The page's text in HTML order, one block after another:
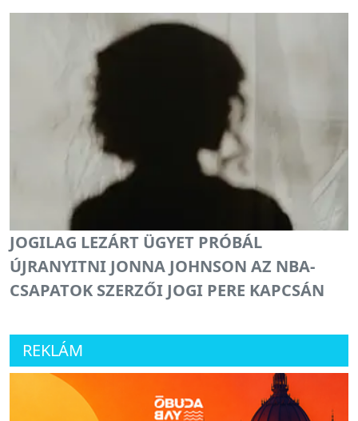
JOGILAG LEZÁRT ÜGYET PRÓBÁL
ÚJRANYITNI JONNA JOHNSON AZ NBA-
CSAPATOK SZERZŐI JOGI PERE KAPCSÁN
REKLÁM